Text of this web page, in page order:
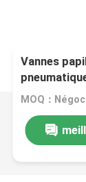
Vannes
silicone 12"
MOQ：